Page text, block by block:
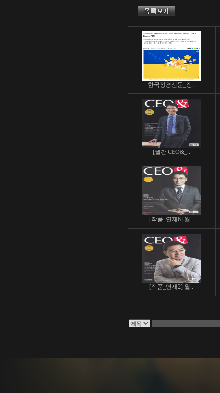
한국정경신문_장..
[월간 CEO&_..
[작품_연재6] 월..
[작품_연재2] 월..